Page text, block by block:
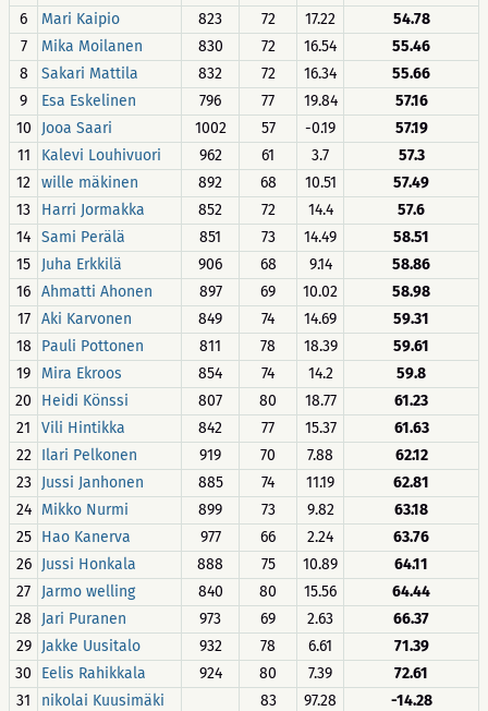
6
Mari Kaipio 823 72 17.22
54.78
7
Mika Moilanen 830 72 16.54
55.46
8
Sakari Mattila 832 72 16.34
55.66
9
Esa Eskelinen 796 77 19.84
57.16
10
Jooa Saari 1002 57 -0.19
57.19
11
Kalevi Louhivuori 962 61 3.7
57.3
12 wille mäkinen 892 68 10.51
57.49
13
Harri Jormakka 852 72 14.4
57.6
14 Sami Perälä 851 73 14.49
58.51
15
Juha Erkkilä 906 68 9.14
58.86
16 Ahmatti Ahonen 897 69 10.02
58.98
17
Aki Karvonen 849 74 14.69
59.31
18
Pauli Pottonen 811 78 18.39
59.61
19
Mira Ekroos 854 74 14.2
59.8
20
Heidi Könssi 807 80 18.77
61.23
21
Vili Hintikka 842 77 15.37
61.63
22
Ilari Pelkonen 919 70 7.88
62.12
23
Jussi Janhonen 885 74 11.19
62.81
24
Mikko Nurmi 899 73 9.82
63.18
25
Hao Kanerva 977 66 2.24
63.76
26
Jussi Honkala 888 75 10.89
64.11
27
Jarmo welling 840 80 15.56
64.44
28
Jari Puranen 973 69 2.63
66.37
29
Jakke Uusitalo 932 78 6.61
71.39
30
Eelis Rahikkala 924 80 7.39
72.61
31
nikolai Kuusimäki 83 97.28 -14.28